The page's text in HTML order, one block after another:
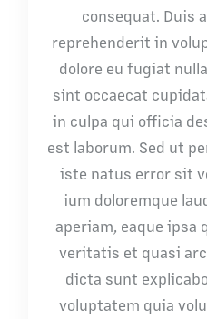
consequat. Duis
reprehenderit in
dolore eu fugiat
sint occaecat
in culpa qui officia
est laborum. Sed ut
iste natus error sit
ium doloremque
aperiam, eaque ipsa
veritatis et quasi
dicta sunt
voluptatem quia